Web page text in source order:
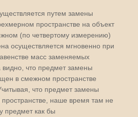
путем замены
пространстве на объект
(по четвертому измерению)
осуществляется мгновенно при
масс заменяемых
что предмет замены
в смежном пространстве
что предмет замены
наше время там не
предмет как бы